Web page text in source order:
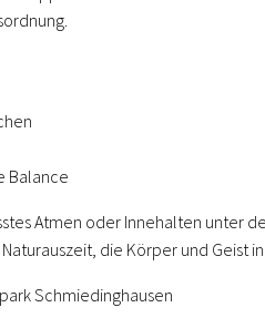
Balance
Atmen oder Innehalten unter
die Körper und Geist
Schmiedinghausen